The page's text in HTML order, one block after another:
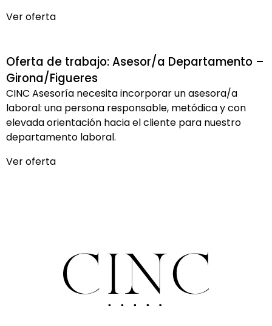
Ver oferta
Oferta de trabajo: Asesor/a Departamento –
Girona/Figueres
CINC Asesoría necesita incorporar un asesora/a
laboral: una persona responsable, metódica y con
elevada orientación hacia el cliente para nuestro
departamento laboral.
Ver oferta